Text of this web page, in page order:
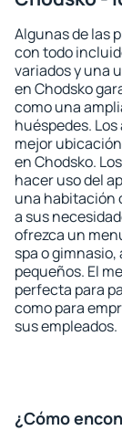
Algunas de las
con todo
variados y una
en Chodsko
como una
huéspedes.
mejor
en Chodsko.
hacer uso del
una habitación
a sus
ofrezca un
spa o
pequeños. El
perfecta para
como para
sus empleados.
¿Cómo